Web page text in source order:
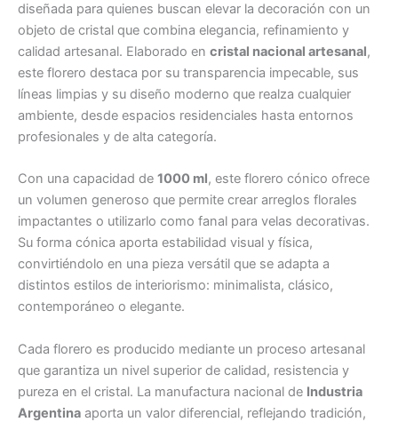
diseñada para quienes buscan elevar la decoración con un
objeto de cristal que combina elegancia, refinamiento y
calidad artesanal. Elaborado en cristal nacional artesanal,
este florero destaca por su transparencia impecable, sus
líneas limpias y su diseño moderno que realza cualquier
ambiente, desde espacios residenciales hasta entornos
profesionales y de alta categoría.
Con una capacidad de 1000 ml, este florero cónico ofrece
un volumen generoso que permite crear arreglos florales
impactantes o utilizarlo como fanal para velas decorativas.
Su forma cónica aporta estabilidad visual y física,
convirtiéndolo en una pieza versátil que se adapta a
distintos estilos de interiorismo: minimalista, clásico,
contemporáneo o elegante.
Cada florero es producido mediante un proceso artesanal
que garantiza un nivel superior de calidad, resistencia y
pureza en el cristal. La manufactura nacional de Industria
Argentina aporta un valor diferencial, reflejando tradición,